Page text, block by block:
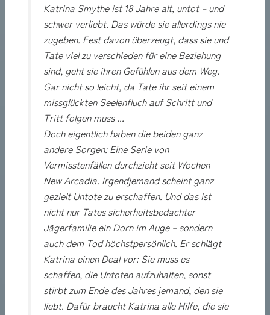
Katrina Smythe ist 18 Jahre alt, untot – und
schwer verliebt. Das würde sie allerdings nie
zugeben. Fest davon überzeugt, dass sie und
Tate viel zu verschieden für eine Beziehung
sind, geht sie ihren Gefühlen aus dem Weg.
Gar nicht so leicht, da Tate ihr seit einem
missglückten Seelenfluch auf Schritt und
Tritt folgen muss ...
Doch eigentlich haben die beiden ganz
andere Sorgen: Eine Serie von
Vermisstenfällen durchzieht seit Wochen
New Arcadia. Irgendjemand scheint ganz
gezielt Untote zu erschaffen. Und das ist
nicht nur Tates sicherheitsbedachter
Jägerfamilie ein Dorn im Auge – sondern
auch dem Tod höchstpersönlich. Er schlägt
Katrina einen Deal vor: Sie muss es
schaffen, die Untoten aufzuhalten, sonst
stirbt zum Ende des Jahres jemand, den sie
liebt. Dafür braucht Katrina alle Hilfe, die sie